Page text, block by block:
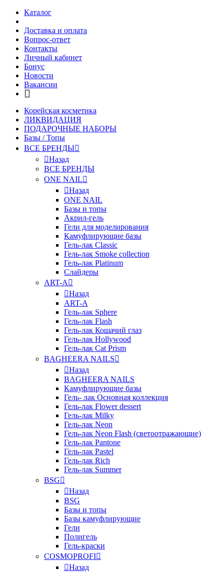
Каталог
Доставка и оплата
Вопрос-ответ
Контакты
Личный кабинет
Бонус
Новости
Вакансии
Корейская косметика
ЛИКВИДАЦИЯ
ПОДАРОЧНЫЕ НАБОРЫ
Базы / Топы
ВСЕ БРЕНДЫ
Назад
ВСЕ БРЕНДЫ
ONE NAIL
Назад
ONE NAIL
Базы и топы
Акрил-гель
Гели для моделирования
Камуфлирующие базы
Гель-лак Classic
Гель-лак Smoke collection
Гель-лак Platinum
Слайдеры
ART-A
Назад
ART-A
Гель-лак Sphere
Гель-лак Flash
Гель-лак Кошачий глаз
Гель-лак Hollywood
Гель-лак Cat Prism
BAGHEERA NAILS
Назад
BAGHEERA NAILS
Камуфлирующие базы
Гель- лак Основная коллекция
Гель-лак Flower dessert
Гель-лак Milky
Гель-лак Neon
Гель-лак Neon Flash (светоотражающие)
Гель-лак Pantone
Гель-лак Pastel
Гель-лак Rich
Гель-лак Summer
BSG
Назад
BSG
Базы и топы
Базы камуфлирующие
Гели
Полигель
Гель-краски
COSMOPROFI
Назад